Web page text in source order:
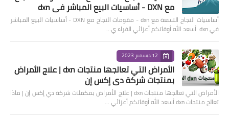
مع DXN - أساسيات البيع المباشر في dxn
أساسيات النجاح التسعة مع dxn - مقومات النجاح مع DXN - أساسيات البيع المباشر
في dxn أسعد الله أوقاتكم أعزائي القراء ي…
12 ديسمبر 2023
الأمراض التي تعالجها منتجات dxn | علاج الأمراض
بمنتجات شركة دي إكس إن
الأمراض التي تعالجها منتجات dxn | علاج الأمراض بمكملات شركة دي إكس إن | ماذا
تعالج منتجات dxn أسعد الله أوقاتكم أعزائي …